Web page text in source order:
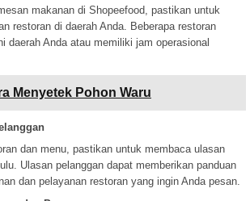
makanan di Shopeefood, pastikan untuk
restoran di daerah Anda. Beberapa restoran
daerah Anda atau memiliki jam operasional
Menyetek Pohon Waru
dan menu, pastikan untuk membaca ulasan
Ulasan pelanggan dapat memberikan panduan
dan pelayanan restoran yang ingin Anda pesan.